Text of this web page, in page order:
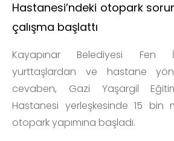
Hastanesi’ndeki otopark
çalışma başlattı
Kayapınar Belediyesi Fen
yurttaşlardan ve hastane
cevaben, Gazi Yaşargil
Hastanesi yerleşkesinde 15 bin
otopark yapımına başladı.